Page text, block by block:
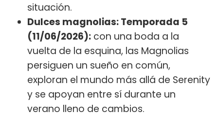
situación.
Dulces magnolias: Temporada 5
(11/06/2026): con una boda a la
vuelta de la esquina, las Magnolias
persiguen un sueño en común,
exploran el mundo más allá de Serenity
y se apoyan entre sí durante un
verano lleno de cambios.